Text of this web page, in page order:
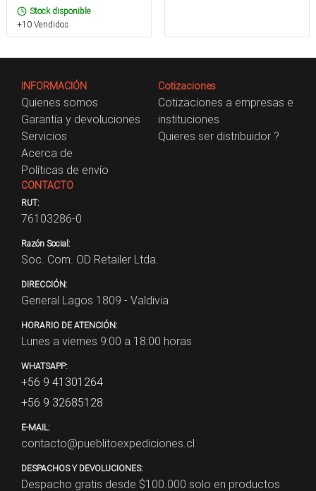
Stock disponible
+10 Vendidos
INFORMACIÓN
Quienes somos
Garantía y devoluciones
Servicios
Acerca de
Políticas de envío
Cotizaciones
Cotizaciones a empresas e
instituciones
Quieres ser distribuidor ?
CONTACTO
RUT:
76103286-0
Razón Social:
Soc. Com. OD Retailer Ltda.
DIRECCIÓN:
General Lagos 1809 - Valdivia
HORARIO DE ATENCIÓN:
Lunes a viernes 9:00 a 18:00 horas
WHATSAPP:
+56 9 41301264
+56 9 32685128
E-MAIL:
contacto@pueblitoexpediciones.cl
DESPACHOS Y DEVOLUCIONES:
Despacho gratis desde $100.000 solo en productos